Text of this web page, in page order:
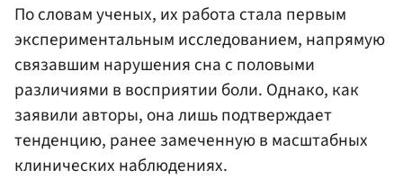
По словам ученых, их работа стала первым
экспериментальным исследованием, напрямую
связавшим нарушения сна с половыми
различиями в восприятии боли. Однако, как
заявили авторы, она лишь подтверждает
тенденцию, ранее замеченную в масштабных
клинических наблюдениях.